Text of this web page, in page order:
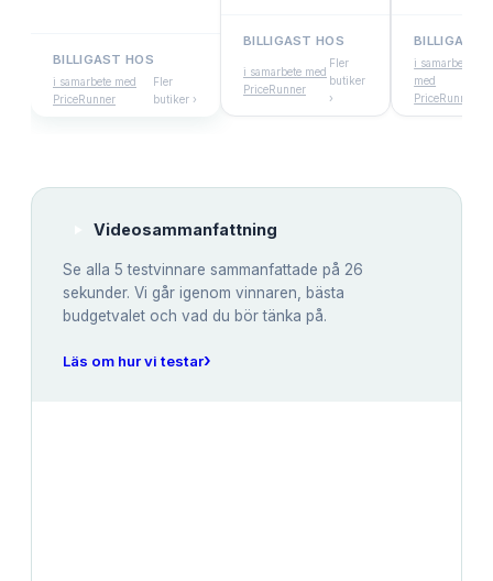
BILLIGAST HOS
i samarbete med
PriceRunner
Fler
butiker ›
BILLIGAST HOS
i samarbete med
PriceRunner
Fler
butiker
›
BILLIGAST
i samarbete
med
PriceRunner
Videosammanfattning
Se alla 5 testvinnare sammanfattade på 26
sekunder. Vi går igenom vinnaren, bästa
budgetvalet och vad du bör tänka på.
Läs om hur vi testar›